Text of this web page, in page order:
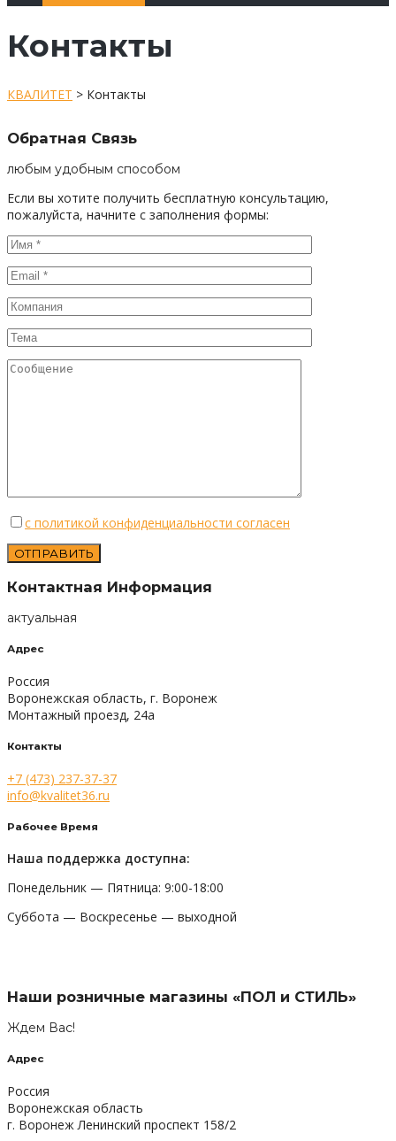
Контакты
КВАЛИТЕТ > Контакты
Обратная Связь
любым удобным способом
Если вы хотите получить бесплатную консультацию,
пожалуйста, начните с заполнения формы:
с политикой конфиденциальности согласен
Контактная Информация
актуальная
Адрес
Россия
Воронежская область, г. Воронеж
Монтажный проезд, 24а
Контакты
+7 (473) 237-37-37
info@kvalitet36.ru
Рабочее Время
Наша поддержка доступна:
Понедельник — Пятница: 9:00-18:00
Суббота — Воскресенье — выходной
Наши розничные магазины «ПОЛ и СТИЛЬ»
Ждем Вас!
Адрес
Россия
Воронежская область
г. Воронеж Ленинский проспект 158/2